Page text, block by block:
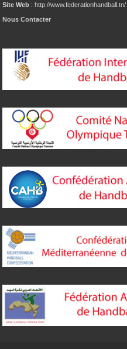
Site Web : http://www.federationhandball.tn/
Nous Contacter